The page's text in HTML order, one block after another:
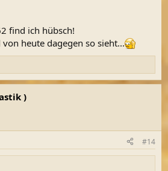
find ich hübsch!
heute dagegen so sieht...
)
#14